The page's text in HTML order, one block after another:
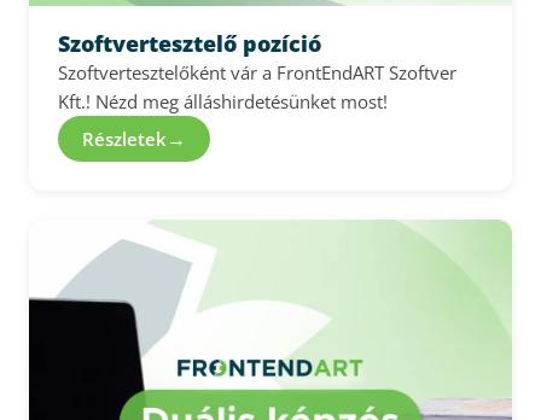
Szoftvertesztelő pozíció
Szoftvertesztelőként vár a FrontEndART Szoftver
Kft.! Nézd meg álláshirdetésünket most!
Részletek →